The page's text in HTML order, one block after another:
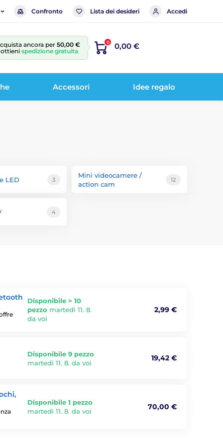
Confronto Lista dei desideri Accedi
ancora per 50,00 €
ottieni spedizione gratuita
0 0,00 €
Accessori Idee regalo
LED 3
Mini videocamere /
action cam
12
4
Disponibile > 10
pezzo martedì 11. 8.
da voi
2,99 €
Disponibile 9 pezzo
martedì 11. 8. da voi
19,42 €
Disponibile 1 pezzo
martedì 11. 8. da voi
70,00 €